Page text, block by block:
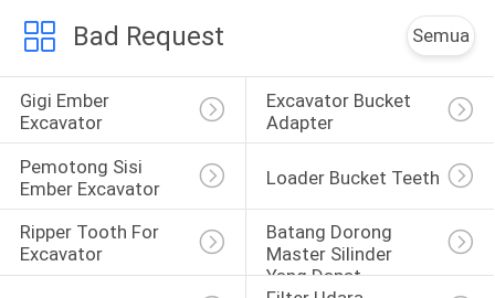
Bad Request Semua
Gigi Ember
Excavator
Excavator Bucket
Adapter
Pemotong Sisi
Ember Excavator
Loader Bucket Teeth
Ripper Tooth For
Excavator
Batang Dorong
Master Silinder
Yang Dapat